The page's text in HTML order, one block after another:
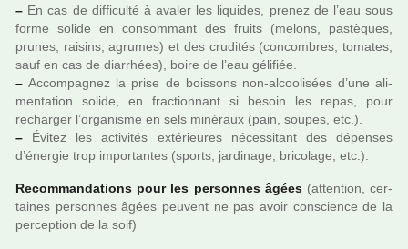
– En cas de dif­fi­culté à avaler les liqui­des, prenez de l’eau sous
forme solide en consom­mant des fruits (melons, pas­tè­ques,
prunes, rai­sins, agru­mes) et des cru­di­tés (concom­bres, toma­tes,
sauf en cas de diar­rhées), boire de l’eau géli­fiée.
– Accompagnez la prise de bois­sons non-alcoo­li­sées d’une ali­
men­ta­tion solide, en frac­tion­nant si besoin les repas, pour
rechar­ger l’orga­nisme en sels miné­raux (pain, soupes, etc.).
– Évitez les acti­vi­tés exté­rieu­res néces­si­tant des dépen­ses
d’énergie trop impor­tan­tes (sports, jar­di­nage, bri­co­lage, etc.).
Recommandations pour les per­son­nes âgées(atten­tion, cer­
tai­nes per­son­nes âgées peu­vent ne pas avoir cons­cience de la
per­cep­tion de la soif)